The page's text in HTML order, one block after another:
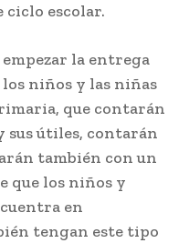
ciclo escolar.
empezar la entrega
niños y las niñas
que contarán
sus útiles, contarán
también con un
que los niños y
en
tengan este tipo